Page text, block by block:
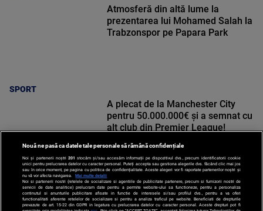
SPORT
Atmosferă din altă lume la
prezentarea lui Mohamed Salah la
Trabzonspor pe Papara Park
SPORT
A plecat de la Manchester City
pentru 50.000.000€ și a semnat cu
alt club din Premier League!
Nouă ne pasă ca datele tale personale să rămână confidențiale
Noi și partenerii noștri 201 stocăm și/sau accesăm informații pe dispozitivul dvs., precum identificatorii cookie
unici pentru prelucrarea datelor cu caracter personal. Puteți accepta sau gestiona alegerile dvs. făcând clic mai jos
sau în orice moment, pe pagina cu politica de confidențialitate. Aceste alegeri vor fi raportate partenerilor noștri și
nu vă vor afecta navigarea.
Mai multe detalii
Noi si partenerii nostri (retelele de socializare si agentiile de publicitate partenere, precum si furnizorii nostri de
servicii de date analitice) prelucram date pentru a permite website-ului sa functioneze, pentru a personaliza
continutul si anunturile publicitare afisate in functie de interesele si/sau profilul dvs., pentru a va oferi
functionalitati aferente retelelor de socializare si pentru a analiza traficul pe website. Beneficiati de drepturile
prevazute de art. 15-22 din GDPR in legatura cu prelucrarea datelor cu caracter personal. Aceste drepturi pot fi